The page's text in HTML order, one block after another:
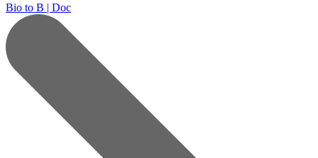
Bio to B | Doc